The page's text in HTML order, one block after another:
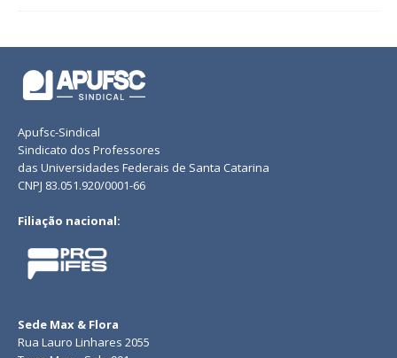
Apufsc-Sindical
Sindicato dos Professores
das Universidades Federais de Santa Catarina
CNPJ 83.051.920/0001-66
Filiação nacional:
Sede Max & Flora
Rua Lauro Linhares 2055